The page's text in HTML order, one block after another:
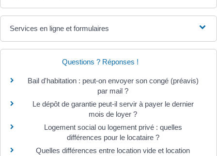
Services en ligne et formulaires
Questions ? Réponses !
Bail d'habitation : peut-on envoyer son congé (préavis)
par mail ?
Le dépôt de garantie peut-il servir à payer le dernier
mois de loyer ?
Logement social ou logement privé : quelles
différences pour le locataire ?
Quelles différences entre location vide et location